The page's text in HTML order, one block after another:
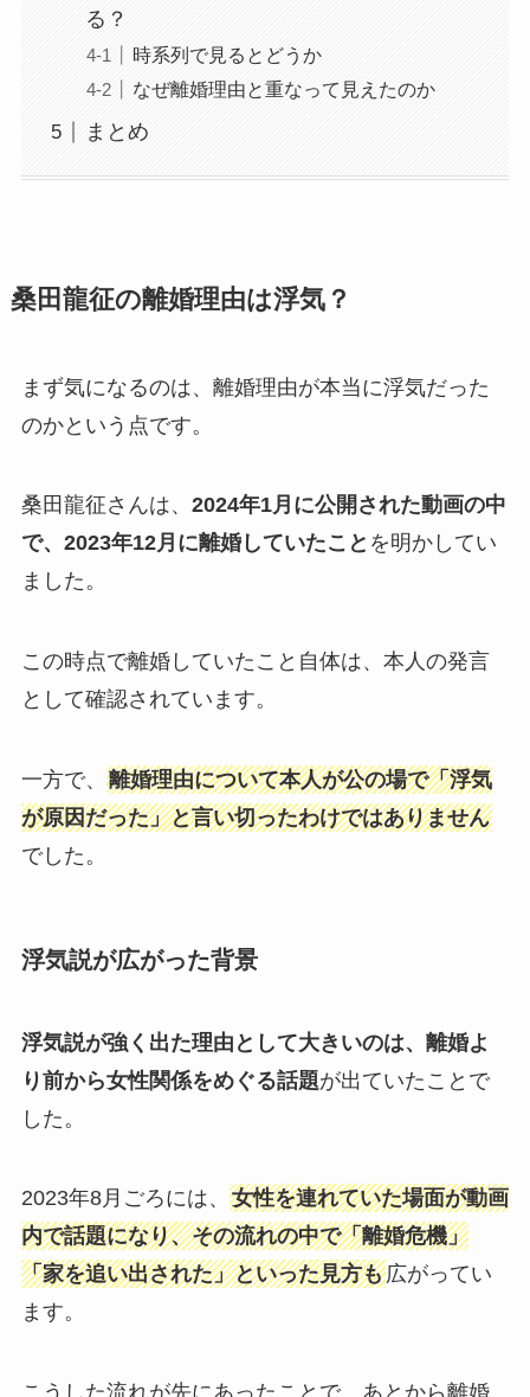
る？
時系列で見るとどうか
なぜ離婚理由と重なって見えたのか
まとめ
桑田龍征の離婚理由は浮気？
まず気になるのは、離婚理由が本当に浮気だった
のかという点です。
桑田龍征さんは、 2024年1月に公開された動画の中
で、2023年12月に離婚していたこと を明かしてい
ました。
この時点で離婚していたこと自体は、本人の発言
として確認されています。
一方で、 離婚理由について本人が公の場で「浮気
が原因だった」と言い切ったわけではありません
でした。
浮気説が広がった背景
浮気説が強く出た理由として大きいのは、離婚よ
り前から女性関係をめぐる話題が出ていたことで
した。
2023年8月ごろには、 女性を連れていた場面が動画
内で話題になり、その流れの中で「離婚危機」
「家を追い出された」といった見方も広がってい
ます。